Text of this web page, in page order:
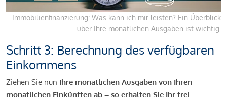
Immobilienfinanzierung: Was kann ich mir leisten? Ein Überblick
über Ihre monatlichen Ausgaben ist wichtig.
Schritt 3: Berechnung des verfügbaren
Einkommens
Ziehen Sie nun Ihre monatlichen Ausgaben von Ihren
monatlichen Einkünften ab – so erhalten Sie Ihr frei